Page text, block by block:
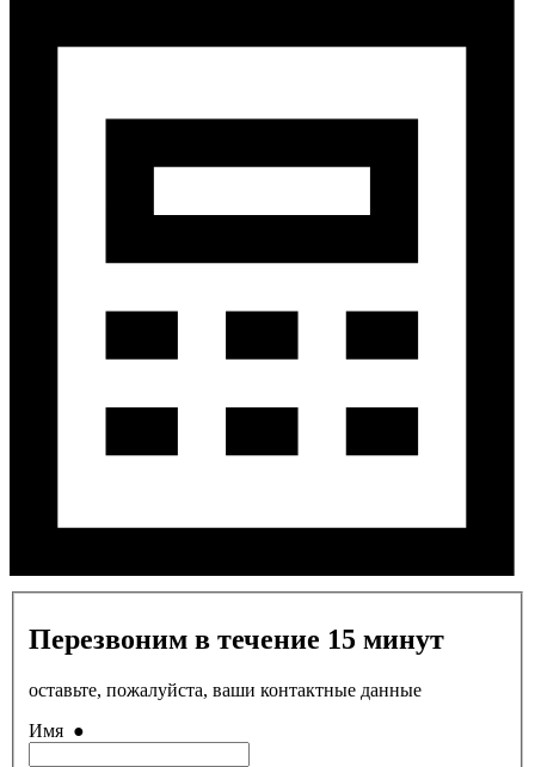
Перезвоним в течение 15 минут
оставьте, пожалуйста, ваши контактные данные
Имя ●